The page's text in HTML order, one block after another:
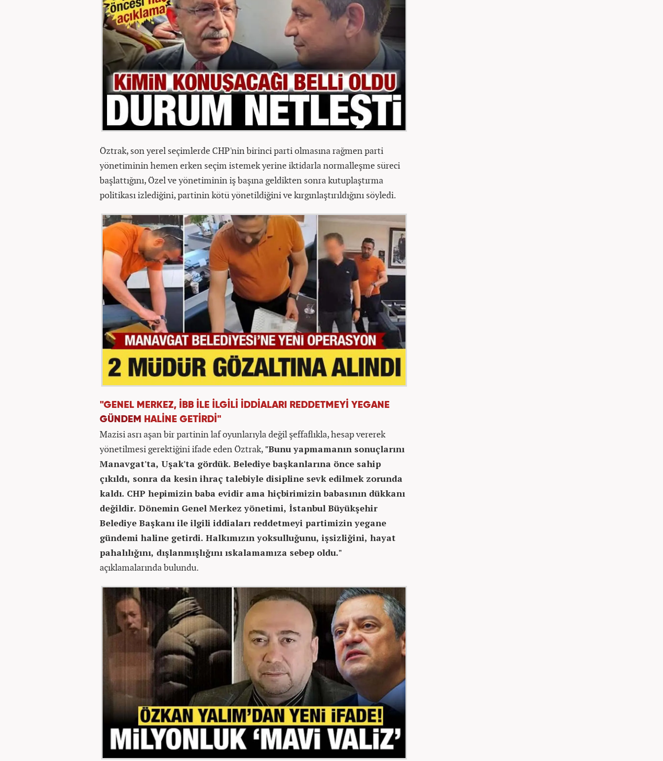
Öztrak, son yerel seçimlerde CHP'nin birinci parti olmasına rağmen parti
yönetiminin hemen erken seçim istemek yerine iktidarla normalleşme süreci
başlattığını, Özel ve yönetiminin iş başına geldikten sonra kutuplaştırma
politikası izlediğini, partinin kötü yönetildiğini ve kırgınlaştırıldığını söyledi.
"GENEL MERKEZ, İBB İLE İLGİLİ İDDİALARI REDDETMEYİ YEGANE
GÜNDEM
HALİNE GETİRDİ"
Mazisi asrı aşan bir partinin laf oyunlarıyla değil şeffaflıkla, hesap vererek
yönetilmesi gerektiğini ifade eden Öztrak, "Bunu yapmamanın sonuçlarını
Manavgat'ta, Uşak'ta gördük. Belediye başkanlarına önce sahip
çıkıldı, sonra da kesin ihraç talebiyle disipline sevk edilmek zorunda
kaldı. CHP hepimizin baba evidir ama hiçbirimizin babasının dükkanı
değildir. Dönemin Genel Merkez yönetimi, İstanbul Büyükşehir
Belediye Başkanı ile ilgili iddiaları reddetmeyi partimizin yegane
gündemi haline getirdi. Halkımızın yoksulluğunu, işsizliğini, hayat
pahalılığını, dışlanmışlığını ıskalamamıza sebep oldu."
açıklamalarında bulundu.